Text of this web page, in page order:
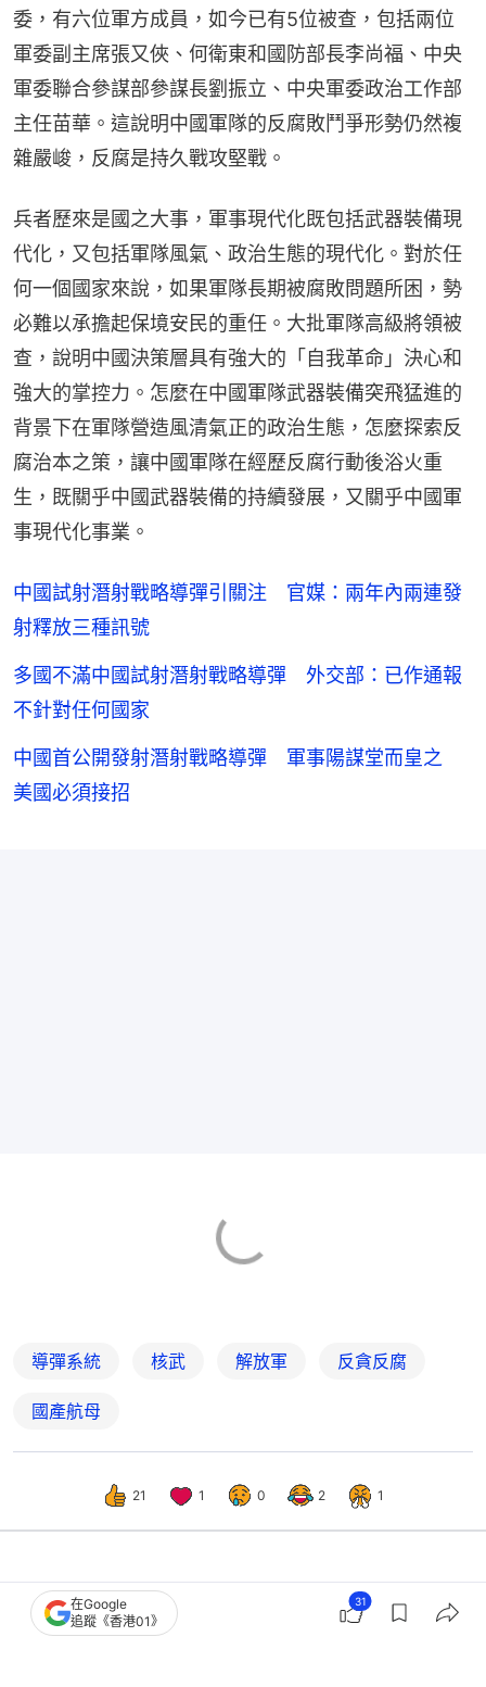
委，有六位軍方成員，如今已有5位被查，包括兩位
軍委副主席張又俠、何衛東和國防部長李尚福、中央
軍委聯合參謀部參謀長劉振立、中央軍委政治工作部
主任苗華。這說明中國軍隊的反腐敗鬥爭形勢仍然複
雜嚴峻，反腐是持久戰攻堅戰。
兵者歷來是國之大事，軍事現代化既包括武器裝備現
代化，又包括軍隊風氣、政治生態的現代化。對於任
何一個國家來說，如果軍隊長期被腐敗問題所困，勢
必難以承擔起保境安民的重任。大批軍隊高級將領被
查，說明中國決策層具有強大的「自我革命」決心和
強大的掌控力。怎麼在中國軍隊武器裝備突飛猛進的
背景下在軍隊營造風清氣正的政治生態，怎麼探索反
腐治本之策，讓中國軍隊在經歷反腐行動後浴火重
生，既關乎中國武器裝備的持續發展，又關乎中國軍
事現代化事業。
中國試射潛射戰略導彈引關注 官媒：兩年內兩連發
射釋放三種訊號
多國不滿中國試射潛射戰略導彈 外交部：已作通報
不針對任何國家
中國首公開發射潛射戰略導彈 軍事陽謀堂而皇之
美國必須接招
導彈系統 核武 解放軍 反貪反腐
國產航母
21 1 0 2 1
中國 中國觀察
中國軍隊正補齊兩大戰略裝備短板
在Google
追蹤《香港01》
31